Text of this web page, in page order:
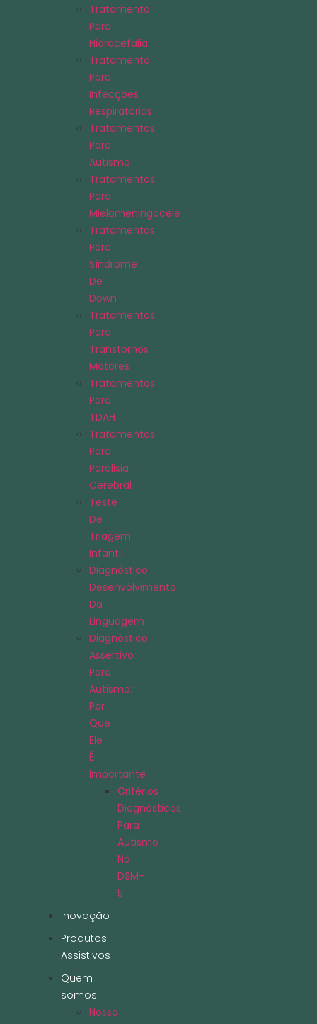
Tratamento
Para
Hidrocefalia
Tratamento
Para
Infecções
Respiratórias
Tratamentos
Para
Autismo
Tratamentos
Para
Mielomeningocele
Tratamentos
Para
Síndrome
De
Down
Tratamentos
Para
Transtornos
Motores
Tratamentos
Para
TDAH
Tratamentos
Para
Paralisia
Cerebral
Teste
De
Triagem
Infantil
Diagnóstico
Desenvolvimento
Da
Linguagem
Diagnóstico
Assertivo
Para
Autismo:
Por
Que
Ele
É
Importante
Critérios
Diagnósticos
Para
Autismo
No
DSM-
5
Inovação
Produtos
Assistivos
Quem
somos
Nossa